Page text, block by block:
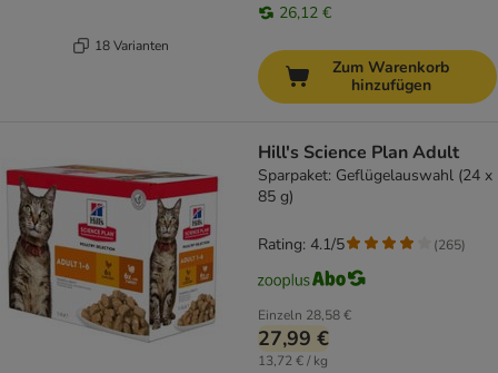
18 Varianten
26,12 €
Zum Warenkorb
hinzufügen
Hill's Science Plan Adult
Sparpaket: Geflügelauswahl (24 x
85 g)
Einzeln 28,58 €
27,99 €
13,72 € / kg
Rating: 4.1/5 (265)